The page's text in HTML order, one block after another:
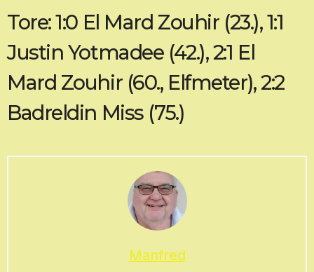
Tore: 1:0 El Mard Zouhir (23.), 1:1
Justin Yotmadee (42.), 2:1 El
Mard Zouhir (60., Elfmeter), 2:2
Badreldin Miss (75.)
Manfred